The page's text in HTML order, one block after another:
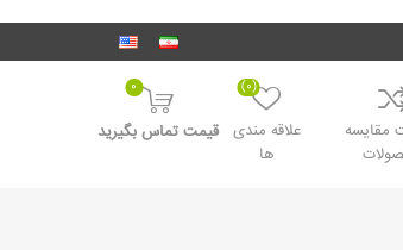
مقایسه
علاقه مندی
ها
(0)
0
قیمت تماس بگیرید